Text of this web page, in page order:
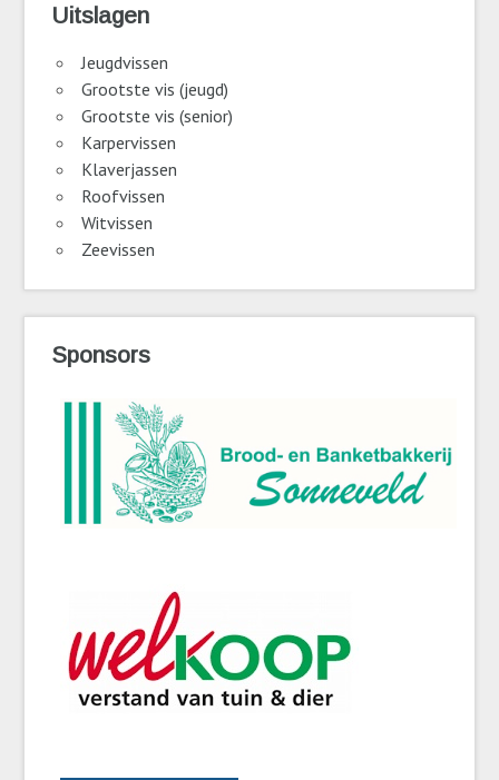
Uitslagen
Jeugdvissen
Grootste vis (jeugd)
Grootste vis (senior)
Karpervissen
Klaverjassen
Roofvissen
Witvissen
Zeevissen
Sponsors